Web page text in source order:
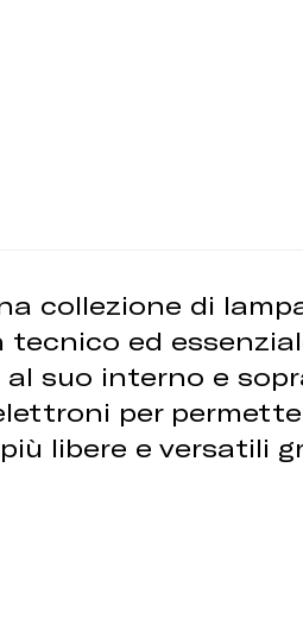
collezione di
tecnico ed
al suo interno e
per
libere e versatili